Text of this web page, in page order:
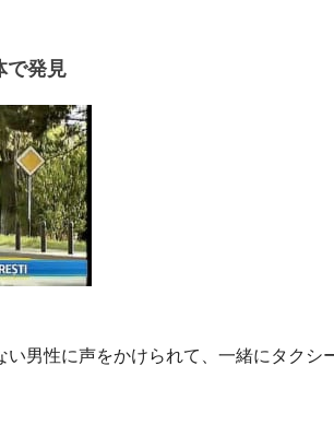
で発見
い男性に声をかけられて、一緒にタクシ